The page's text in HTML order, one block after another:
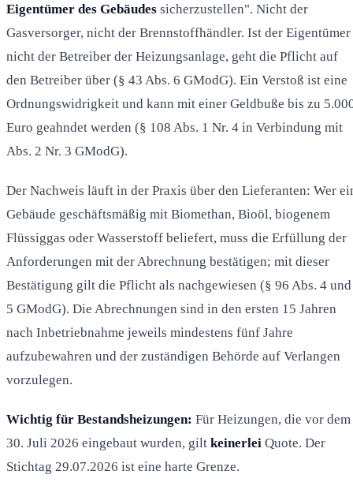
Eigentümer des Gebäudes sicherzustellen". Nicht der
Gasversorger, nicht der Brennstoffhändler. Ist der Eigentümer
nicht der Betreiber der Heizungsanlage, geht die Pflicht auf
den Betreiber über (§ 43 Abs. 6 GModG). Ein Verstoß ist eine
Ordnungswidrigkeit und kann mit einer Geldbuße bis zu
Euro geahndet werden (§ 108 Abs. 1 Nr. 4 in Verbindung mit
Abs. 2 Nr. 3 GModG).
Der Nachweis läuft in der Praxis über den Lieferanten: Wer
Gebäude geschäftsmäßig mit Biomethan, Bioöl, biogenem
Flüssiggas oder Wasserstoff beliefert, muss die Erfüllung der
Anforderungen mit der Abrechnung bestätigen; mit dieser
Bestätigung gilt die Pflicht als nachgewiesen (§ 96 Abs. 4 und
5 GModG). Die Abrechnungen sind in den ersten 15 Jahren
nach Inbetriebnahme jeweils mindestens fünf Jahre
aufzubewahren und der zuständigen Behörde auf Verlangen
vorzulegen.
Wichtig für Bestandsheizungen: Für Heizungen, die vor dem
30. Juli 2026 eingebaut wurden, gilt keinerlei Quote. Der
Stichtag 29.07.2026 ist eine harte Grenze.